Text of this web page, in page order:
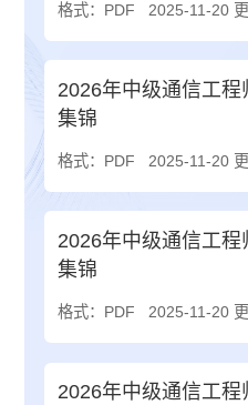
格式：PDF 2025-11-20
2026年中级通信工
集锦
格式：PDF 2025-11-20
2026年中级通信工
集锦
格式：PDF 2025-11-20
2026年中级通信工